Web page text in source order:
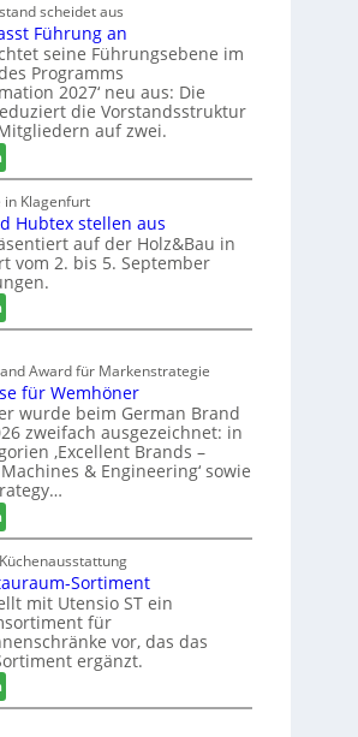
h
l
a
n
d
z
u
r
H
a
u
s
m
e
s
s
e
b
e
l
b
r
a
n
c
h
e
e
r
ö
r
t
e
t
Z
u
k
u
n
f
t
scheidet aus
Führung an
seine Führungsebene im
Programms
2027‘ neu aus: Die
die Vorstandsstruktur
auf zwei.
:
W
e
i
n
i
g
p
a
s
t
F
ü
h
r
u
n
g
a
n
in Klagenfurt
Hubtex stellen aus
auf der Holz&Bau in
vom 2. bis 5. September
:
E
v
e
d
i
u
n
d
H
u
b
t
e
x
s
t
e
Award für Markenstrategie
für Wemhöner
wurde beim German Brand
zweifach ausgezeichnet: in
‚Excellent Brands –
& Engineering‘ sowie
:
Z
w
e
i
P
r
e
i
s
Sortiment
mit Utensio ST ein
für
vor, das das
ergänzt.
:
K